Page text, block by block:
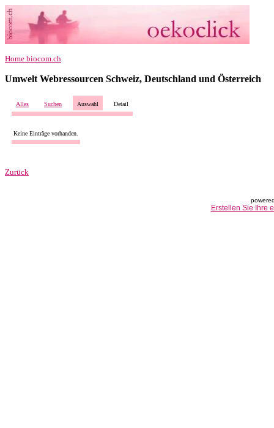
Home biocom.ch
Umwelt Webressourcen Schweiz, Deutschland und Österreich
Alles Suchen Auswahl Detail
Keine Einträge vorhanden.
Zurück
Erstellen Sie Ihre